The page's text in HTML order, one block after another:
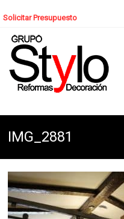
Solicitar Presupuesto
IMG_2881